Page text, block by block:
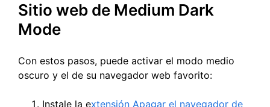
Sitio web de Medium Dark
Mode
Con estos pasos, puede activar el modo medio
oscuro y el de su navegador web favorito:
Instale la extensión Apagar el navegador de